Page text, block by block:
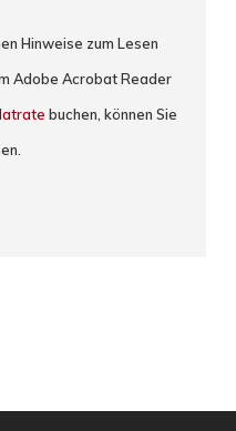
Hinweise zum Lesen
Adobe Acrobat Reader
buchen, können Sie